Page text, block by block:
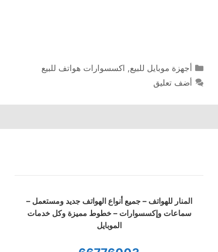
التصنيفات
أجهزة موبايل للبيع, اكسسوارات هواتف للبيع
أضف تعليق
المنار للهواتف – جميع أنواع الهواتف جديد ومستعمل –
سماعات وإكسسوارات – خطوط مميزة وكل خدمات
الموبايل